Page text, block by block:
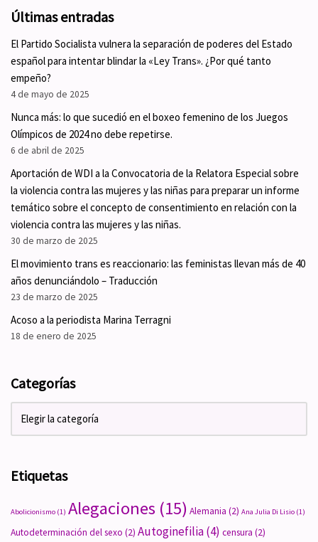
Últimas entradas
El Partido Socialista vulnera la separación de poderes del Estado
español para intentar blindar la «Ley Trans». ¿Por qué tanto
empeño?
4 de mayo de 2025
Nunca más: lo que sucedió en el boxeo femenino de los Juegos
Olímpicos de 2024 no debe repetirse.
6 de abril de 2025
Aportación de WDI a la Convocatoria de la Relatora Especial sobre
la violencia contra las mujeres y las niñas para preparar un informe
temático sobre el concepto de consentimiento en relación con la
violencia contra las mujeres y las niñas.
30 de marzo de 2025
El movimiento trans es reaccionario: las feministas llevan más de 40
años denunciándolo – Traducción
23 de marzo de 2025
Acoso a la periodista Marina Terragni
18 de enero de 2025
Categorías
Etiquetas
Abolicionismo (1) Alegaciones (15) Alemania (2) Ana Julia Di Lisio (1)
Autodeterminación del sexo (2) Autoginefilia(4) censura (2)